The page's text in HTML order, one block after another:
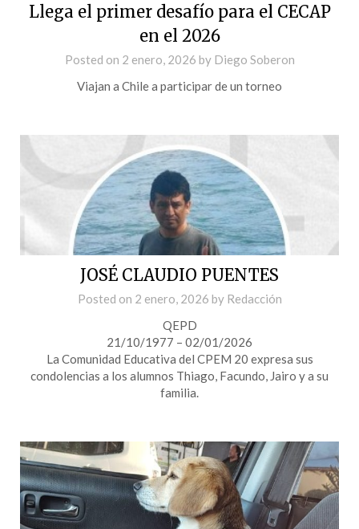
Llega el primer desafío para el CECAP
en el 2026
Posted on 2 enero, 2026 by Diego Soberon
Viajan a Chile a participar de un torneo
JOSÉ CLAUDIO PUENTES
Posted on 2 enero, 2026 by Redacción
QEPD
21/10/1977 – 02/01/2026
La Comunidad Educativa del CPEM 20 expresa sus
condolencias a los alumnos Thiago, Facundo, Jairo y a su
familia.